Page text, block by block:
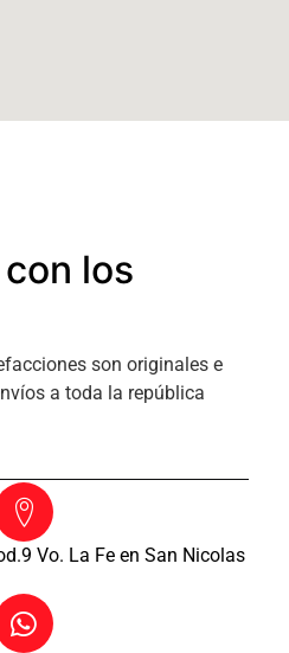
los
son originales e
a toda la república
Vo. La Fe en San Nicolas